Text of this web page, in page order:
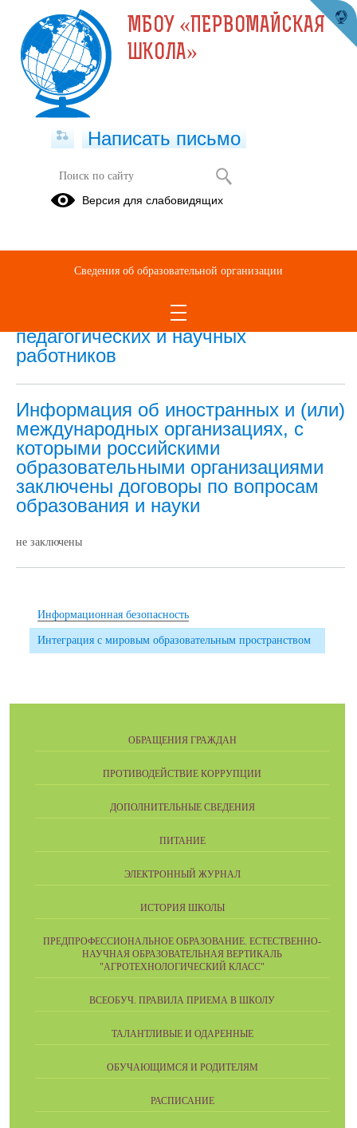
Численность иностранных
программам
Численность иностранных
педагогических и научных
работников
Информация об иностранных и (или)
международных организациях, с
которыми российскими
образовательными организациями
заключены договоры по вопросам
образования и науки
не заключены
Информационная безопасность
Интеграция с мировым образовательным пространством
ОБРАЩЕНИЯ ГРАЖДАН
ПРОТИВОДЕЙСТВИЕ КОРРУПЦИИ
ДОПОЛНИТЕЛЬНЫЕ СВЕДЕНИЯ
ПИТАНИЕ
ЭЛЕКТРОННЫЙ ЖУРНАЛ
ИСТОРИЯ ШКОЛЫ
ПРЕДПРОФЕССИОНАЛЬНОЕ ОБРАЗОВАНИЕ. ЕСТЕСТВЕННО-
НАУЧНАЯ ОБРАЗОВАТЕЛЬНАЯ ВЕРТИКАЛЬ
"АГРОТЕХНОЛОГИЧЕСКИЙ КЛАСС"
ВСЕОБУЧ. ПРАВИЛА ПРИЕМА В ШКОЛУ
ТАЛАНТЛИВЫЕ И ОДАРЕННЫЕ
ОБУЧАЮЩИМСЯ И РОДИТЕЛЯМ
РАСПИСАНИЕ
МБОУ «ПЕРВОМАЙСКАЯ
ШКОЛА»
Написать письмо
Версия для слабовидящих
Сведения об образовательной организации